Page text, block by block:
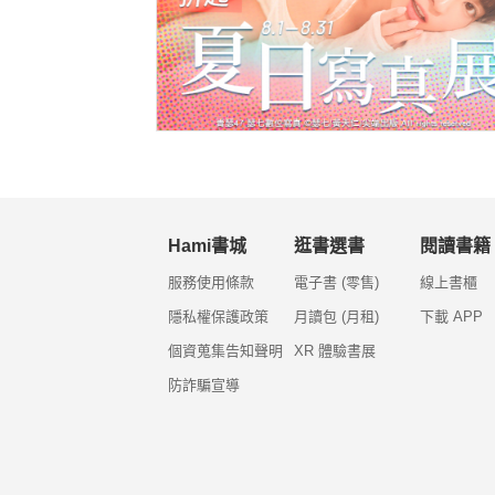
Hami書城
服務使用條款
隱私權保護政策
個資蒐集告知聲明
防詐騙宣導
逛書選書
電子書 (零售)
月讀包 (月租)
XR 體驗書展
閱讀書籍
線上書櫃
下載 APP